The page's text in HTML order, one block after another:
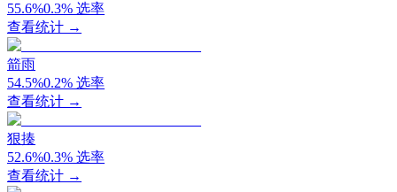
55.6%0.3% 选率
查看统计 →
箭雨
54.5%0.2% 选率
查看统计 →
狠揍
52.6%0.3% 选率
查看统计 →